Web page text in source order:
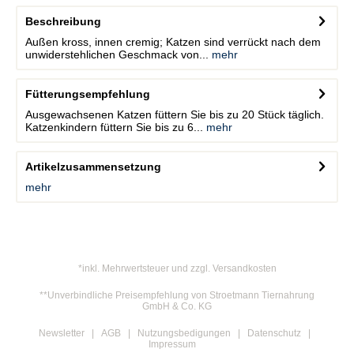
Beschreibung
Außen kross, innen cremig; Katzen sind verrückt nach dem
unwiderstehlichen Geschmack von...
mehr
Fütterungsempfehlung
Ausgewachsenen Katzen füttern Sie bis zu 20 Stück täglich.
Katzenkindern füttern Sie bis zu 6...
mehr
Artikelzusammensetzung
mehr
*inkl. Mehrwertsteuer und zzgl. Versandkosten
**Unverbindliche Preisempfehlung von Stroetmann Tiernahrung
GmbH & Co. KG
Newsletter AGB Nutzungsbedigungen
Datenschutz
Impressum